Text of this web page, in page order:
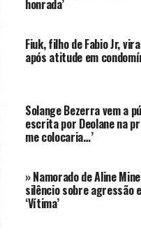
nas redes sociais
edições dos realitys show.
internautas chegaram
casal, mas as coisas não
domingo 30 a
conversa com Fiuk em
a crescer e agora a
estaria tentando criar uma
ela teria se afastado
tudo não se passava de
o ‘fora’ dado por ela.
honrada’
Fiuk, filho de Fabio Jr,
após atitude em
Solange Bezerra vem a
escrita por Deolane na
me colocaria…’
» Namorado de Aline
silêncio sobre agressão
‘Vítima’